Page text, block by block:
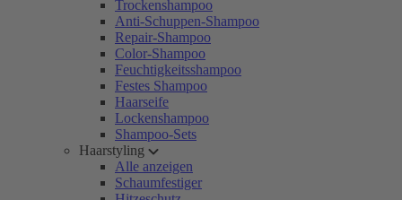
Trockenshampoo
Anti-Schuppen-Shampoo
Repair-Shampoo
Color-Shampoo
Feuchtigkeitsshampoo
Festes Shampoo
Haarseife
Lockenshampoo
Shampoo-Sets
Haarstyling
Alle anzeigen
Schaumfestiger